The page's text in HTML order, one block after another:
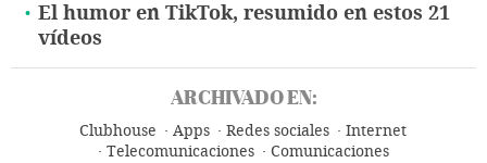
El humor en TikTok, resumido en estos 21
vídeos
ARCHIVADO EN:
Clubhouse Apps Redes sociales
Internet
Telecomunicaciones
Comunicaciones